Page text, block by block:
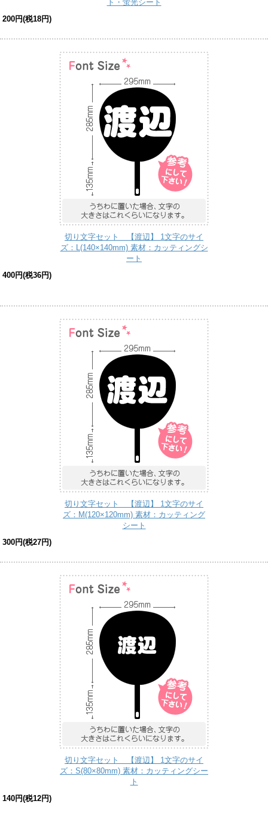
ト・蛍光シート
200円(税18円)
切り文字セット 【渡辺】 1文字のサイ
ズ：L(140×140mm) 素材：カッティングシ
ート
400円(税36円)
切り文字セット 【渡辺】 1文字のサイ
ズ：M(120×120mm) 素材：カッティング
シート
300円(税27円)
切り文字セット 【渡辺】 1文字のサイ
ズ：S(80×80mm) 素材：カッティングシー
ト
140円(税12円)